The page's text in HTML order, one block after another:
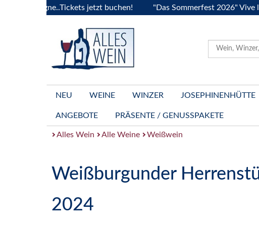
jetzt buchen! "Das Sommerfest 2026" Vive la
NEU WEINE WINZER JOSEPHINENHÜTTE
ANGEBOTE PRÄSENTE / GENUSSPAKETE
Alles Wein Alle Weine Weißwein
Weißburgunder
2024